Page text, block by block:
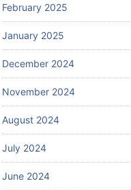
February 2025
January 2025
December 2024
November 2024
August 2024
July 2024
June 2024